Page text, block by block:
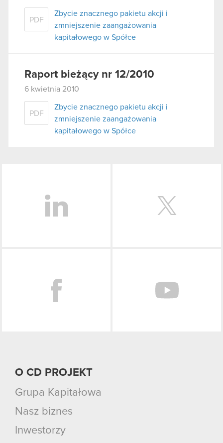
PDF
Zbycie znacznego pakietu akcji i
zmniejszenie zaangażowania
kapitałowego w Spółce
Raport bieżący nr 12/2010
6 kwietnia 2010
PDF
Zbycie znacznego pakietu akcji i
zmniejszenie zaangażowania
kapitałowego w Spółce
O CD PROJEKT
Grupa Kapitałowa
Nasz biznes
Inwestorzy